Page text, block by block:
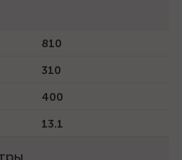
810
310
400
13.1